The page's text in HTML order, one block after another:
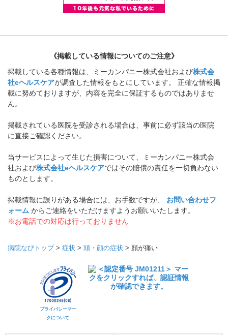
《掲載している情報についてのご注意》
掲載している各種情報は、ミーカンパニー株式会社および株式会
社eヘルスケアが調査した情報をもとにしています。 正確な情報掲
載に努めておりますが、内容を完全に保証するものではありませ
ん。
掲載されている医院を受診される場合は、事前に必ず該当の医院
に直接ご確認ください。
当サービスによって生じた損害について、ミーカンパニー株式会
社および株式会社eヘルスケアではその賠償の責任を一切負わない
ものとします。
掲載情報に誤りがある場合には、お手数ですが、 お問い合わせフ
ォーム からご連絡をいただけますようお願いいたします。
※お電話での対応は行っておりません
病院なびトップ> 症状 > 頭・顔の症状 > 顔が痛い
プライバシーマー
クについて